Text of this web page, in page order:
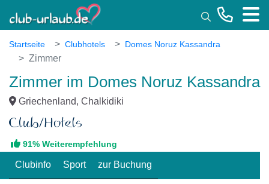
Startseite Clubhotels Domes Noruz Kassandra
Zimmer
Zimmer im Domes Noruz Kassandra
Griechenland, Chalkidiki
91% Weiterempfehlung
Clubinfo Sport zur Buchung